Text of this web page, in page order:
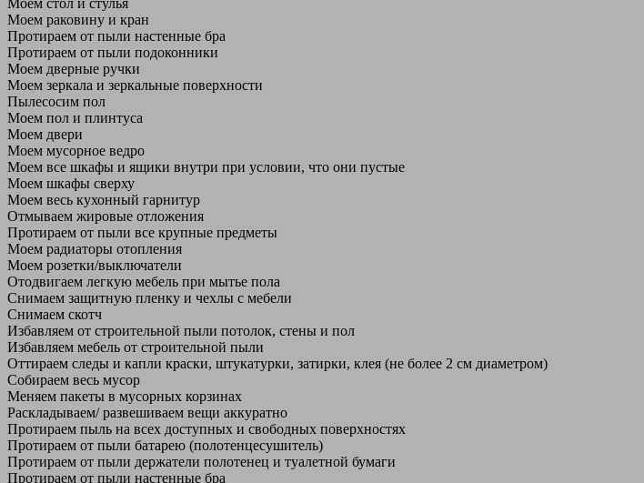
Моем стол и стулья
Моем раковину и кран
Протираем от пыли настенные бра
Протираем от пыли подоконники
Моем дверные ручки
Моем зеркала и зеркальные поверхности
Пылесосим пол
Моем пол и плинтуса
Моем двери
Моем мусорное ведро
Моем все шкафы и ящики внутри при условии, что они пустые
Моем шкафы сверху
Моем весь кухонный гарнитур
Отмываем жировые отложения
Протираем от пыли все крупные предметы
Моем радиаторы отопления
Моем розетки/выключатели
Отодвигаем легкую мебель при мытье пола
Снимаем защитную пленку и чехлы с мебели
Снимаем скотч
Избавляем от строительной пыли потолок, стены и пол
Избавляем мебель от строительной пыли
Оттираем следы и капли краски, штукатурки, затирки, клея (не более 2 см диаметром)
Собираем весь мусор
Меняем пакеты в мусорных корзинах
Раскладываем/ развешиваем вещи аккуратно
Протираем пыль на всех доступных и свободных поверхностях
Протираем от пыли батарею (полотенцесушитель)
Протираем от пыли держатели полотенец и туалетной бумаги
Протираем от пыли настенные бра